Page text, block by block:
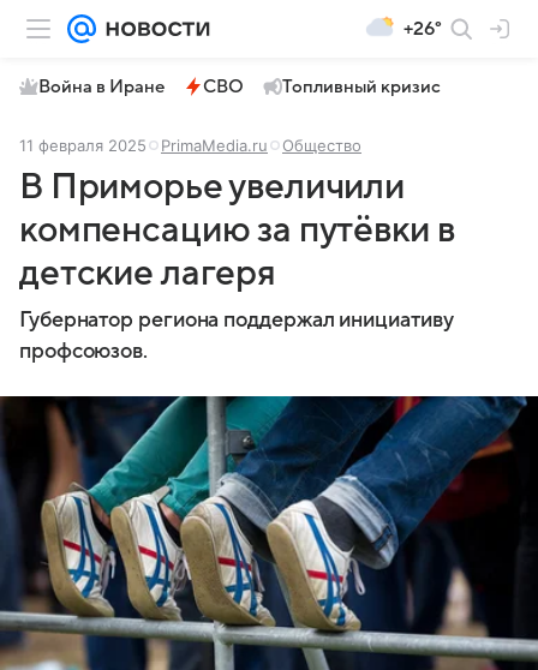
+26°
Война в Иране СВО Топливный кризис
11 февраля 2025 PrimaMedia.ru Общество
В Приморье увеличили
компенсацию за путёвки в
детские лагеря
Губернатор региона поддержал инициативу
профсоюзов.